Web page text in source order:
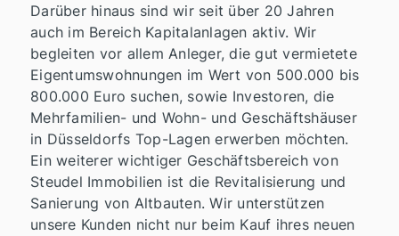
Darüber hinaus sind wir seit über 20 Jahren
auch im Bereich Kapitalanlagen aktiv. Wir
begleiten vor allem Anleger, die gut vermietete
Eigentumswohnungen im Wert von 500.000 bis
800.000 Euro suchen, sowie Investoren, die
Mehrfamilien- und Wohn- und Geschäftshäuser
in Düsseldorfs Top-Lagen erwerben möchten.
Ein weiterer wichtiger Geschäftsbereich von
Steudel Immobilien ist die Revitalisierung und
Sanierung von Altbauten. Wir unterstützen
unsere Kunden nicht nur beim Kauf ihres neuen